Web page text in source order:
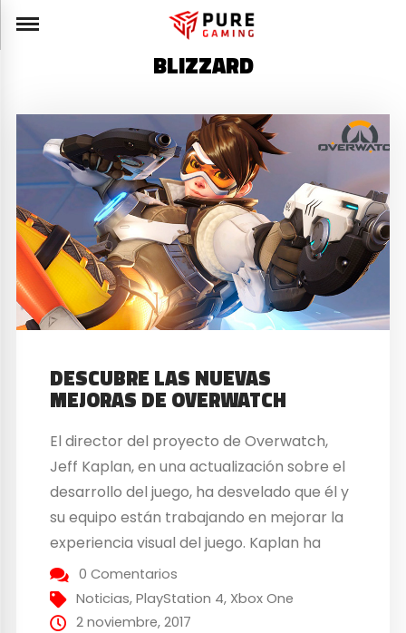
BLIZZARD
DESCUBRE LAS NUEVAS
MEJORAS DE OVERWATCH
El director del proyecto de Overwatch,
Jeff Kaplan, en una actualización sobre el
desarrollo del juego, ha desvelado que él y
su equipo están trabajando en mejorar la
experiencia visual del juego. Kaplan ha
dicho al respecto: “Probablemente la cosa
que más se escucha en el equipo de
desarrolladores es que a veces, ver
0 Comentarios
Noticias,PlayStation 4, Xbox One
2 noviembre, 2017